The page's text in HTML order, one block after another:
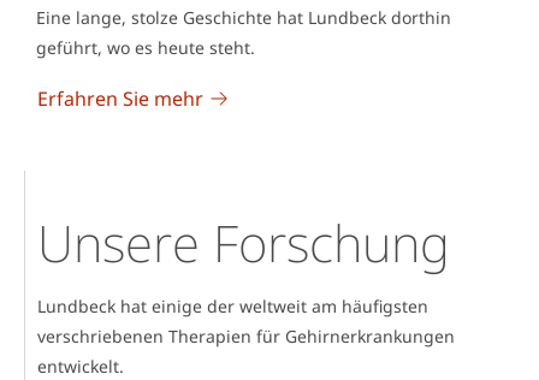
Eine lange, stolze Geschichte hat Lundbeck dorthin
geführt, wo es heute steht.
Erfahren Sie mehr
Unsere Forschung
Lundbeck hat einige der weltweit am häufigsten
verschriebenen Therapien für Gehirnerkrankungen
entwickelt.